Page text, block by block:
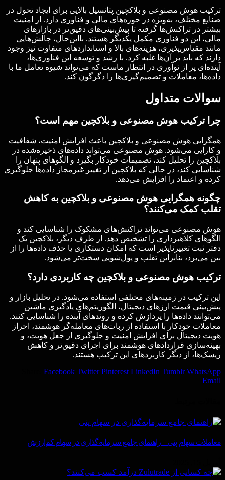
ترکیب هوش مصنوعی و بلاکچین پتانسیل بالایی برای ایجاد تحول در
صنایع مختلف، به‌ویژه در حوزه‌های مالی و فناوری دارد. از امنیت
بیشتر در تراکنش‌ها گرفته تا پیش‌بینی‌های دقیق‌تر در بازارهای
مالی، این دو فناوری مکمل یکدیگر هستند. بااین‌حال، چالش‌هایی
مانند مقیاس‌پذیری، هزینه‌های بالا و استانداردهای متفاوت نیز وجود
دارند که باید بر آن‌ها غلبه کرد. با رشد و توسعه این فناوری‌ها،
آینده‌ای پر از نوآوری در انتظار ماست که می‌تواند شیوه تعامل ما با
داده‌ها، معاملات و تصمیم‌گیری‌ها را دگرگون کند.
سوالات متداول
چرا ترکیب هوش مصنوعی و بلاکچین مهم است؟
همگرایی هوش مصنوعی و بلاکچین باعث افزایش امنیت، شفافیت
و کارایی می‌شود. هوش مصنوعی می‌تواند داده‌های ذخیره‌شده در
بلاکچین را تحلیل کند، تصمیمات خودکار بگیرد و الگوهای پنهان را
شناسایی کند، در حالی که بلاکچین از تغییر غیرمجاز داده‌ها جلوگیری
کرده و اعتماد را افزایش می‌دهد.
چگونه همگرایی هوش مصنوعی و بلاکچین به کاهش
تقلب کمک می‌کنند؟
هوش مصنوعی می‌تواند تراکنش‌های مشکوک را شناسایی کند و
الگوهای کلاهبرداری را تشخیص دهد. از طرف دیگر، بلاکچین یک
دفتر ثبت تغییرناپذیر است که امکان دستکاری یا حذف داده‌ها را از
بین می‌برد، بنابراین تقلب و پول‌شویی سخت‌تر می‌شود.
ترکیب هوش مصنوعی و بلاکچین چه کاربردی دارد؟
این ترکیب در زمینه‌های مختلفی استفاده می‌شود. در تحلیل بازار و
پیش‌بینی قیمت ارزهای دیجیتال، الگوریتم‌های یادگیری ماشین
می‌توانند داده‌ها را پردازش کرده و روندهای آینده را شناسایی کنند.
معاملات خودکار با استفاده از ربات‌های معامله‌گر هوشمند، احراز
هویت دیجیتال برای افزایش امنیت و جلوگیری از جعل هویت، و
بهینه‌سازی قراردادهای هوشمند برای اجرای دقیق‌تر و کاهش
ریسک‌ها، از دیگر کاربردهای این ترکیب هستند.
Facebook Twitter Pinterest LinkedIn Tumblr WhatsApp
Email
معاملات سهام پنی – راهنمای جامع سرمایه‌گذاری در سهام کم‌ارزش